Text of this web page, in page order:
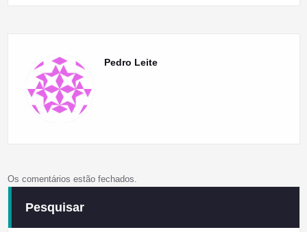
Pedro Leite
Os comentários estão fechados.
Pesquisar